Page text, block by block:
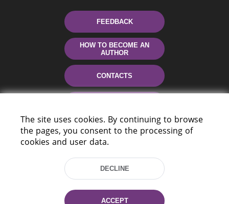
FEEDBACK
HOW TO BECOME AN
AUTHOR
CONTACTS
220114, Niezaležnasci Ave. 116, Minsk,
The site uses cookies. By continuing to browse
the pages, you consent to the processing of
cookies and user data.
DECLINE
ACCEPT